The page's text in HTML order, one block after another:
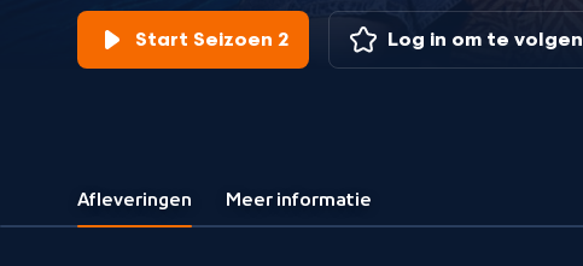
Start Seizoen 2 Log in om te volgen
Afleveringen Meer informatie